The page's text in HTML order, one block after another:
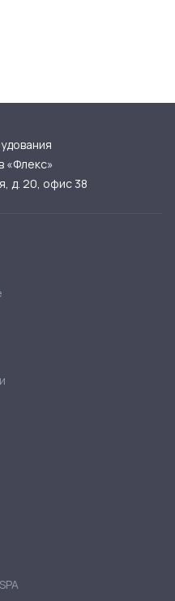
«Флекс»
д. 20, офис 38